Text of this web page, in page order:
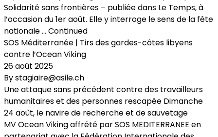
Solidarité sans frontières – publiée dans Le Temps, à
l’occasion du 1er août. Elle y interroge le sens de la fête
nationale … Continued
SOS Méditerranée | Tirs des gardes-côtes libyens
contre l’Ocean Viking
26 août 2025
Bystagiaire@asile.ch
Une attaque sans précédent contre des travailleurs
humanitaires et des personnes rescapée Dimanche
24 août, le navire de recherche et de sauvetage
MV Ocean Viking affrété par SOS MEDITERRANEE en